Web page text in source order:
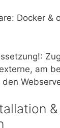
Docker &
am
&